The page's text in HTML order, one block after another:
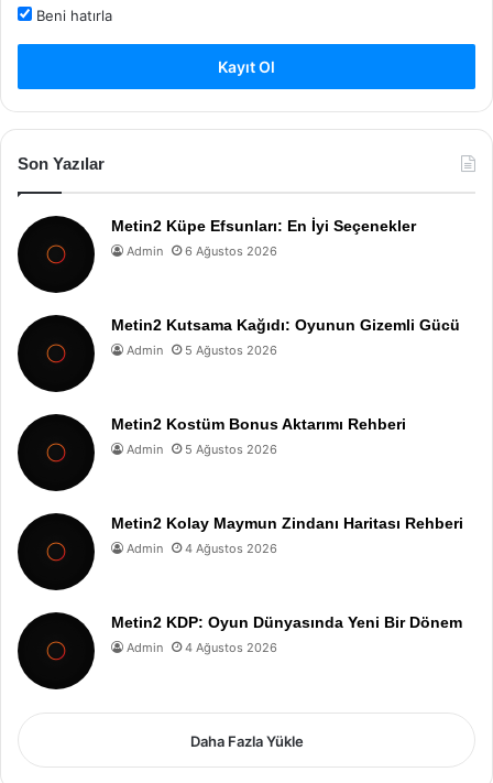
Beni hatırla
Kayıt Ol
Son Yazılar
Metin2 Küpe Efsunları: En İyi Seçenekler
Admin 6 Ağustos 2026
Metin2 Kutsama Kağıdı: Oyunun Gizemli Gücü
Admin 5 Ağustos 2026
Metin2 Kostüm Bonus Aktarımı Rehberi
Admin 5 Ağustos 2026
Metin2 Kolay Maymun Zindanı Haritası Rehberi
Admin 4 Ağustos 2026
Metin2 KDP: Oyun Dünyasında Yeni Bir Dönem
Admin 4 Ağustos 2026
Daha Fazla Yükle